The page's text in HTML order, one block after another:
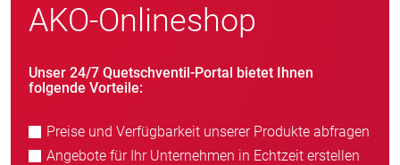
AKO-Onlineshop
Unser 24/7 Quetschventil-Portal bietet Ihnen
folgende Vorteile:
Preise und Verfügbarkeit unserer Produkte abfragen
Angebote für Ihr Unternehmen in Echtzeit erstellen